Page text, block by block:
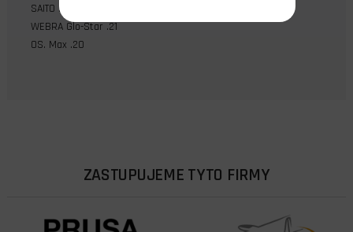
SAITO .30 - .60
WEBRA Glo-Star .21
OS. Max .20
ZASTUPUJEME TYTO FIRMY